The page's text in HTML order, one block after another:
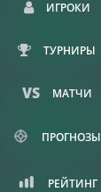
ИГРОКИ
ТУРНИРЫ
МАТЧИ
ПРОГНОЗЫ
РЕЙТИНГ